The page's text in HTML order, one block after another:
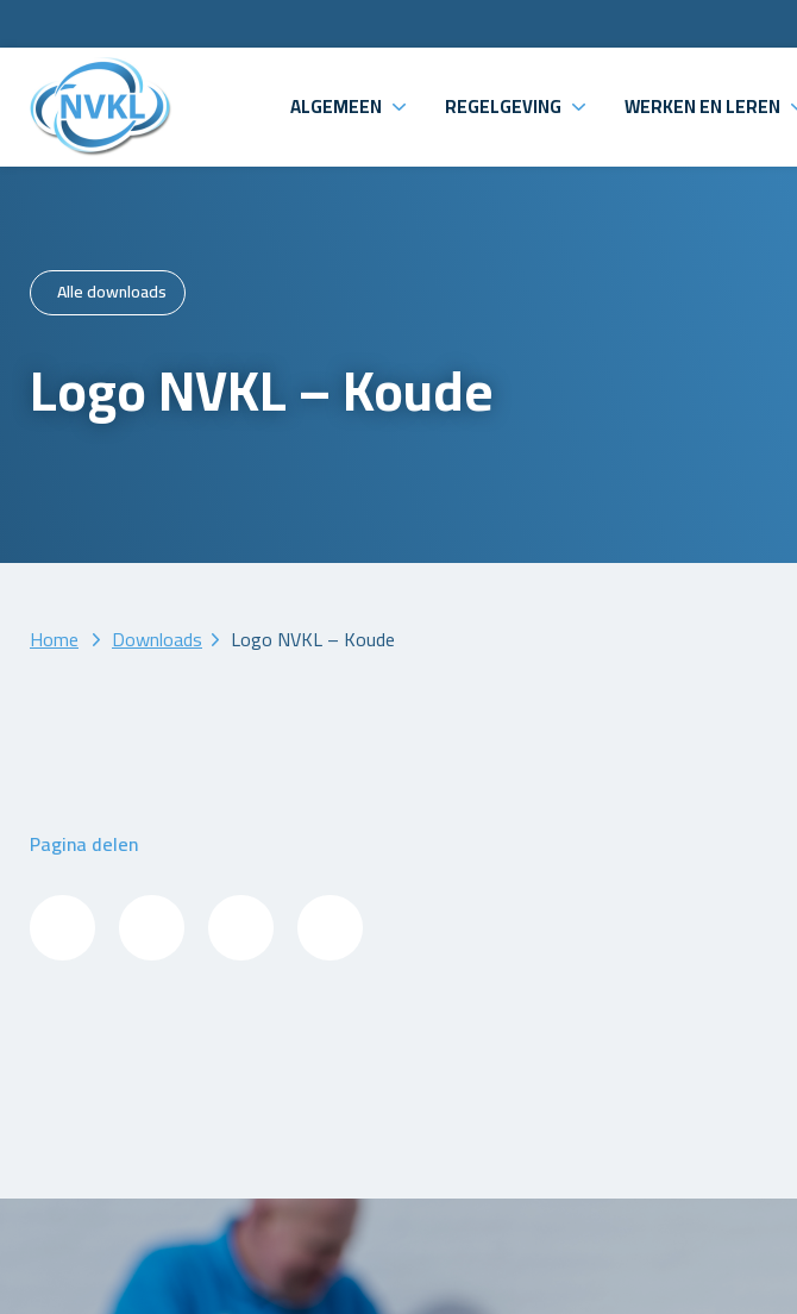
ALGEMEEN REGELGEVING WERKEN EN LEREN
Alle downloads
Logo NVKL – Koude
Home Downloads Logo NVKL – Koude
Pagina delen